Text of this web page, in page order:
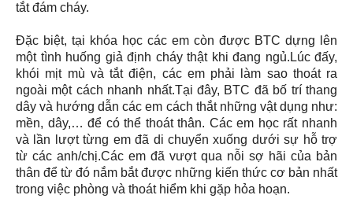
tắt đám cháy.
Đặc biệt, tại khóa học các em còn được BTC dựng lên
một tình huống giả định cháy thật khi đang ngủ.Lúc đấy,
khói mịt mù và tắt điện, các em phải làm sao thoát ra
ngoài một cách nhanh nhất.Tại đây, BTC đã bố trí thang
dây và hướng dẫn các em cách thắt những vật dụng như:
mền, dây,… để có thể thoát thân. Các em học rất nhanh
và lần lượt từng em đã di chuyển xuống dưới sự hỗ trợ
từ các anh/chị.Các em đã vượt qua nỗi sợ hãi của bản
thân để từ đó nắm bắt được những kiến thức cơ bản nhất
trong việc phòng và thoát hiểm khi gặp hỏa hoạn.